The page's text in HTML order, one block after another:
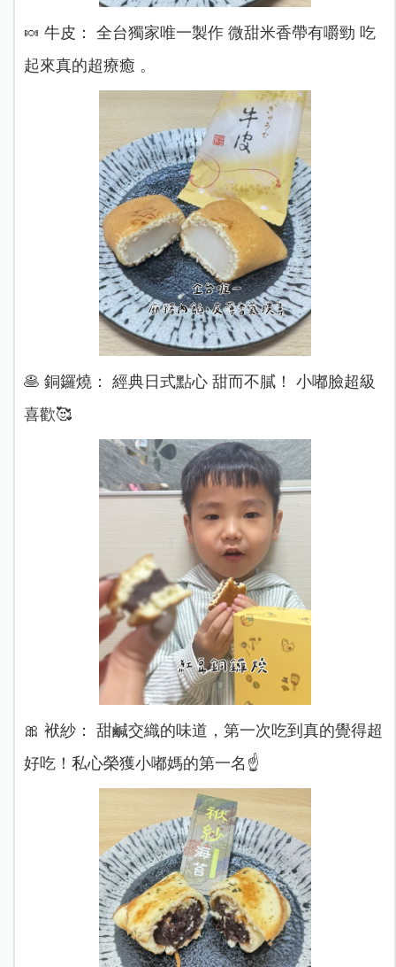
🍬 牛皮： 全台獨家唯一製作 微甜米香帶有嚼勁 吃
起來真的超療癒 。
🥞 銅鑼燒： 經典日式點心 甜而不膩！ 小嘟臉超級
喜歡🥰
🎀 袱紗： 甜鹹交織的味道，第一次吃到真的覺得超
好吃！私心榮獲小嘟媽的第一名☝️